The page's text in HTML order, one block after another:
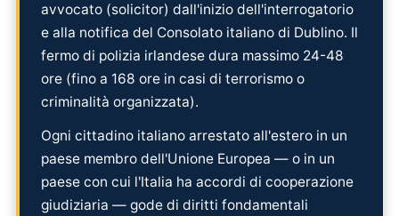
avvocato (solicitor) dall'inizio dell'interrogatorio
e alla notifica del Consolato italiano di Dublino. Il
fermo di polizia irlandese dura massimo 24-48
ore (fino a 168 ore in casi di terrorismo o
criminalità organizzata).
Ogni cittadino italiano arrestato all'estero in un
paese membro dell'Unione Europea — o in un
paese con cui l'Italia ha accordi di cooperazione
giudiziaria — gode di diritti fondamentali